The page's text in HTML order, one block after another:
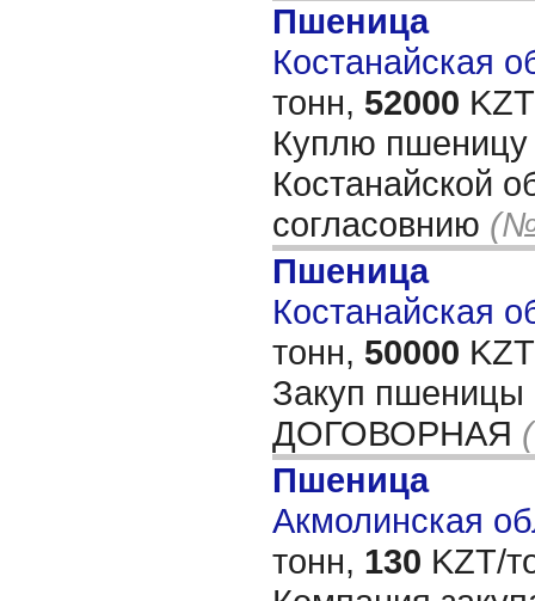
Пшеница
Костанайская
тонн, 52000
Куплю пшеницу
Костанайской
согласовнию
Пшеница
Костанайская
тонн, 50000
Закуп
ДОГОВОРНАЯ
Пшеница
Акмолинская
тонн, 130 KZT/